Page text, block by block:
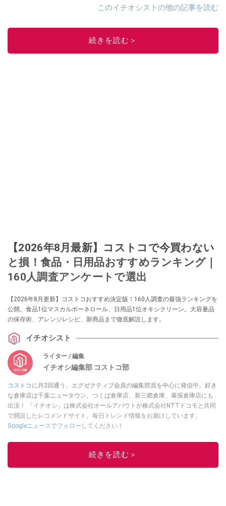
このイチオシストの他の記事を読む
続きを読む＞
【2026年8月最新】コストコで今買わない
と損！食品・日用品おすすめランキング｜
160人調査アンケートで選出
【2026年8月更新】コストコおすすめ決定版！160人調査の最強ランキングを
公開。食品1位マスカルポーネロール、日用品1位オキシクリーン。大容量品
の保存術、アレンジレシピ、新商品まで徹底解説します。
イチオシスト
ライター / 編集
イチオシ編集部 コストコ部
コストコ に月2回通う、エグゼクティブ会員の編集部員を中心に発信中。好き
な倉庫店は千葉ニュータウン。つくば倉庫店、新三郷倉庫、幕張倉庫店にも
出没！ 「イチオシ」は株式会社オールアバウトが株式会社NTTドコモと共同
で開設したレコメンドサイト。毎日トレンド情報をお届けしています。
Googleニュースでフォロー してください！
このイチオシストの他の記事を読む
続きを読む＞